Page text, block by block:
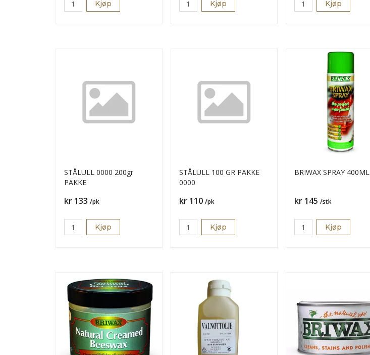
Kjøp Kjøp Kjøp
STÅLULL 0000 200gr
PAKKE
Pris
kr 133 /pk
Kjøp
STÅLULL 100 GR PAKKE
0000
Pris
kr 110 /pk
Kjøp
BRIWAX SPRAY 400ML
Pris
kr 145 /stk
Kjøp